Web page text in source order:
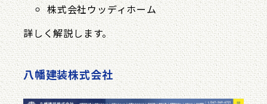
株式会社ウッディホーム
詳しく解説します。
八幡建装株式会社